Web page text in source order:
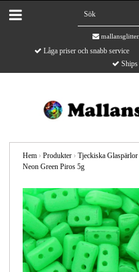
Låga priser och snabb service
Hem › Produkter › Tjeckiska Glaspärlor
Neon Green Piros 5g